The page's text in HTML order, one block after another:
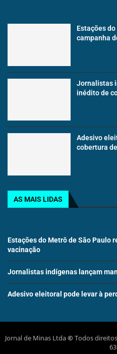
Estações
campanha
Jornalistas
inédito de
Adesivo
cobertura
AS MAIS LIDAS
Estações do Metrô de São Paulo
vacinação
Jornalistas indígenas lançam
Adesivo eleitoral pode levar à
Jornal de Minas Ltda©Todos direitos
63